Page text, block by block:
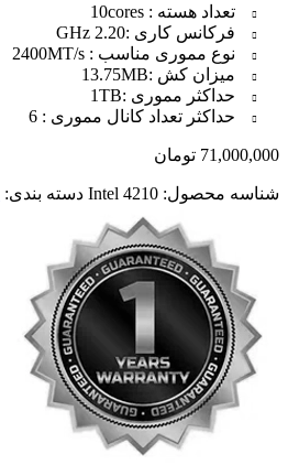
تعداد هسته : 10cores
فرکانس کاری :2.20 GHz
نوع مموری مناسب : 2400MT/s
میزان کش :13.75MB
حداکثر مموری :1TB
حداکثر تعداد کانال مموری : 6
71,000,000 تومان
شناسه محصول: Intel 4210 دسته بندی: